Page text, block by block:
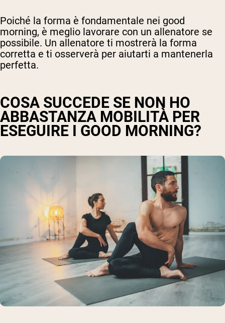
Poiché la forma è fondamentale nei good
morning, è meglio lavorare con un allenatore se
possibile. Un allenatore ti mostrerà la forma
corretta e ti osserverà per aiutarti a mantenerla
perfetta.
COSA SUCCEDE SE NON HO
ABBASTANZA MOBILITÀ PER
ESEGUIRE I GOOD MORNING?